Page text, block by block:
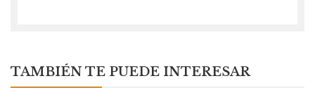
TAMBIÉN TE PUEDE INTERESAR